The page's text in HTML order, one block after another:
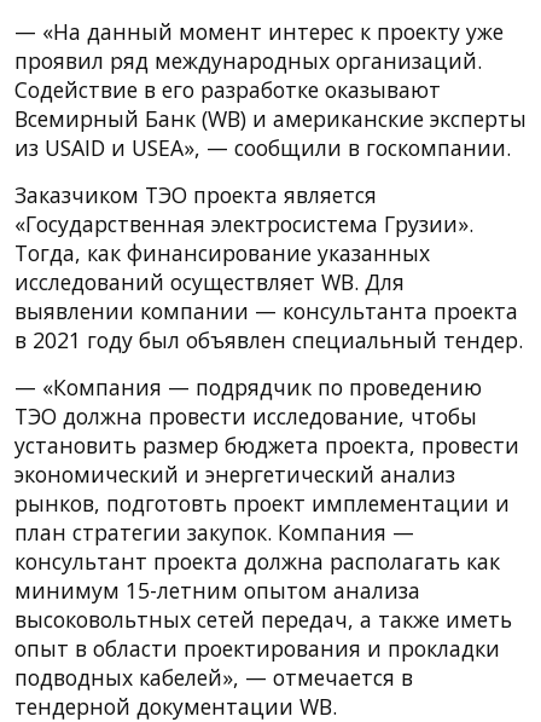
— «На данный момент интерес к проекту уже
проявил ряд международных организаций.
Содействие в его разработке оказывают
Всемирный Банк (WB) и американские эксперты
из USAID и USEA», — сообщили в госкомпании.
Заказчиком ТЭО проекта является
«Государственная электросистема Грузии».
Тогда, как финансирование указанных
исследований осуществляет WB. Для
выявлении компании — консультанта проекта
в 2021 году был объявлен специальный тендер.
— «Компания — подрядчик по проведению
ТЭО должна провести исследование, чтобы
установить размер бюджета проекта, провести
экономический и энергетический анализ
рынков, подготовть проект имплементации и
план стратегии закупок. Компания —
консультант проекта должна располагать как
минимум 15-летним опытом анализа
высоковольтных сетей передач, а также иметь
опыт в области проектирования и прокладки
подводных кабелей», — отмечается в
тендерной документации WB.